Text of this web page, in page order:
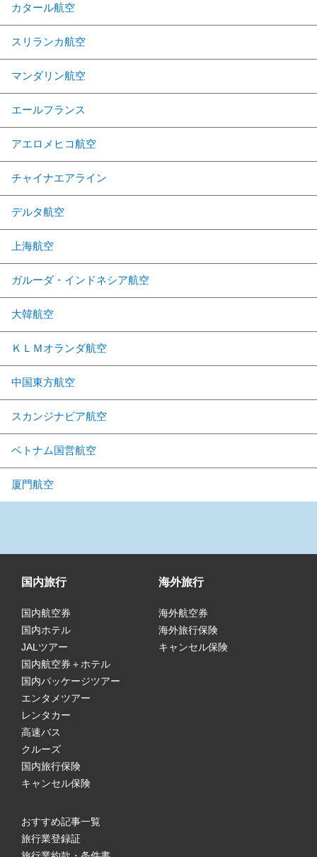
カタール航空
スリランカ航空
マンダリン航空
エールフランス
アエロメヒコ航空
チャイナエアライン
デルタ航空
上海航空
ガルーダ・インドネシア航空
大韓航空
ＫＬＭオランダ航空
中国東方航空
スカンジナビア航空
ベトナム国営航空
厦門航空
国内旅行
国内航空券
国内ホテル
JALツアー
国内航空券＋ホテル
国内パッケージツアー
エンタメツアー
レンタカー
高速バス
クルーズ
国内旅行保険
キャンセル保険
海外旅行
海外航空券
海外旅行保険
キャンセル保険
おすすめ記事一覧
旅行業登録証